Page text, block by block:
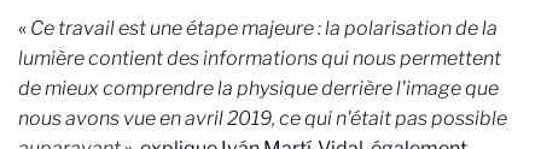
« Ce travail est une étape majeure : la polarisation de la
lumière contient des informations qui nous permettent
de mieux comprendre la physique derrière l'image que
nous avons vue en avril 2019, ce qui n'était pas possible